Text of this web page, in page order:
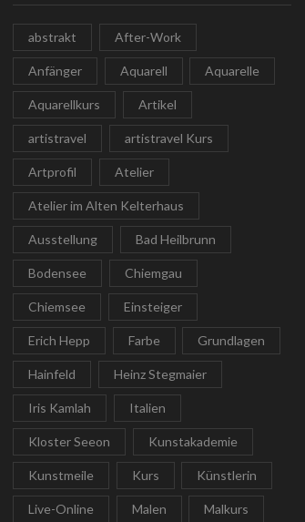
abstrakt After-Work
Anfänger Aquarell Aquarelle
Aquarellkurs Artikel
artistravel artistravel Kurs
Artprofil Atelier
Atelier im Alten Kelterhaus
Ausstellung Bad Heilbrunn
Bodensee Chiemgau
Chiemsee Einsteiger
Erich Hepp Farbe Grundlagen
Hainfeld Heinz Stegmaier
Iris Kamlah Italien
Kloster Seeon Kunstakademie
Kunstmeile Kurs Künstlerin
Live-Online Malen Malkurs